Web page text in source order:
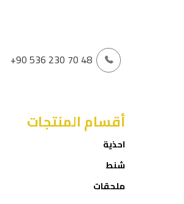
+90 536 230 70 48
أقسام المنتجات
احذية
شنط
ملحقات